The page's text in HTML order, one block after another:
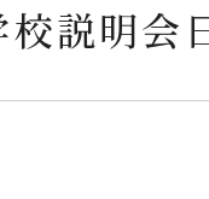
説明会